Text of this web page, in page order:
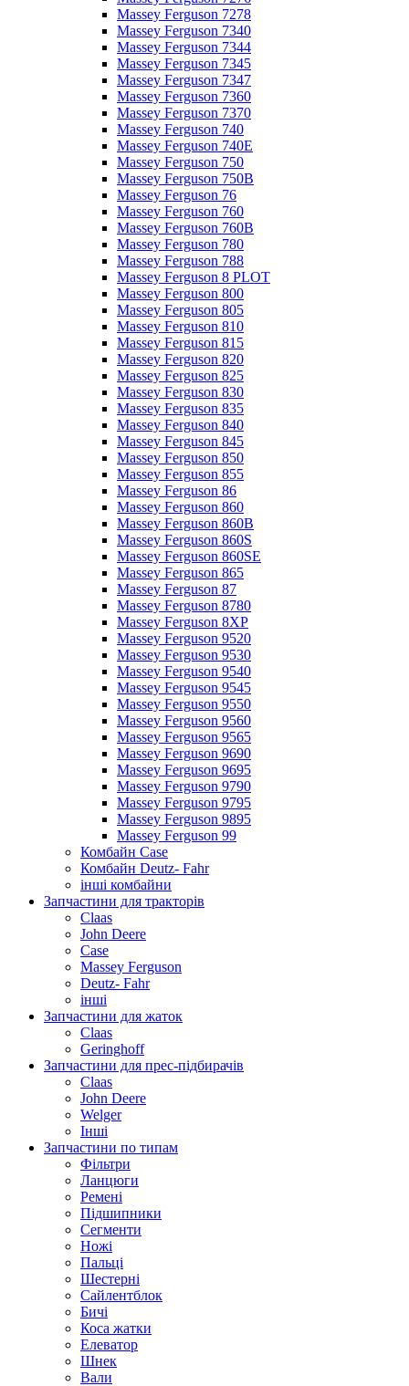
Massey Ferguson 7278
Massey Ferguson 7340
Massey Ferguson 7344
Massey Ferguson 7345
Massey Ferguson 7347
Massey Ferguson 7360
Massey Ferguson 7370
Massey Ferguson 740
Massey Ferguson 740E
Massey Ferguson 750
Massey Ferguson 750B
Massey Ferguson 76
Massey Ferguson 760
Massey Ferguson 760B
Massey Ferguson 780
Massey Ferguson 788
Massey Ferguson 8 PLOT
Massey Ferguson 800
Massey Ferguson 805
Massey Ferguson 810
Massey Ferguson 815
Massey Ferguson 820
Massey Ferguson 825
Massey Ferguson 830
Massey Ferguson 835
Massey Ferguson 840
Massey Ferguson 845
Massey Ferguson 850
Massey Ferguson 855
Massey Ferguson 86
Massey Ferguson 860
Massey Ferguson 860B
Massey Ferguson 860S
Massey Ferguson 860SE
Massey Ferguson 865
Massey Ferguson 87
Massey Ferguson 8780
Massey Ferguson 8XP
Massey Ferguson 9520
Massey Ferguson 9530
Massey Ferguson 9540
Massey Ferguson 9545
Massey Ferguson 9550
Massey Ferguson 9560
Massey Ferguson 9565
Massey Ferguson 9690
Massey Ferguson 9695
Massey Ferguson 9790
Massey Ferguson 9795
Massey Ferguson 9895
Massey Ferguson 99
Комбайн Case
Комбайн Deutz- Fahr
інші комбайни
Запчастини для тракторів
Claas
John Deere
Case
Massey Ferguson
Deutz- Fahr
інші
Запчастини для жаток
Claas
Geringhoff
Запчастини для прес-підбирачів
Claas
John Deere
Welger
Інші
Запчастини по типам
Фільтри
Ланцюги
Ремені
Підшипники
Сегменти
Ножі
Пальці
Шестерні
Сайлентблок
Бичі
Коса жатки
Елеватор
Шнек
Вали